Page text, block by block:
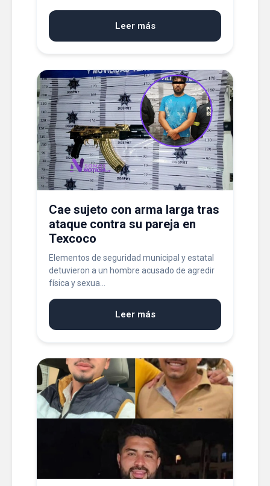
Leer más
Cae sujeto con arma larga tras
ataque contra su pareja en
Texcoco
Elementos de seguridad municipal y estatal
detuvieron a un hombre acusado de agredir
física y sexua...
Leer más